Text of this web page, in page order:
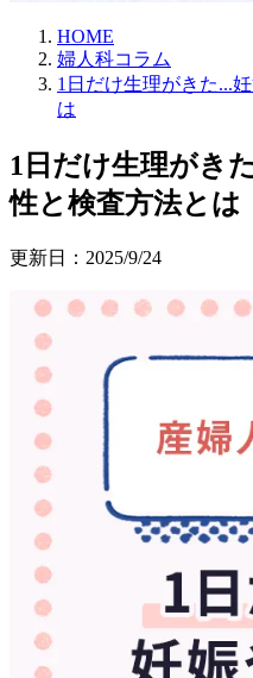
HOME
婦人科コラム
1日だけ生理がきた...
は
1日だけ生理が​き
性と​検査方​法とは
更新日： 2025/9/24